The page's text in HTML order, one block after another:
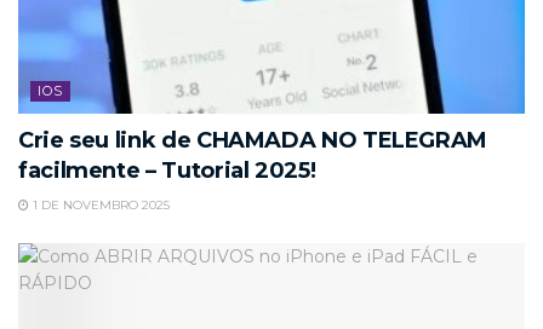
IOS
Crie seu link de CHAMADA NO TELEGRAM
facilmente – Tutorial 2025!
1 DE NOVEMBRO 2025